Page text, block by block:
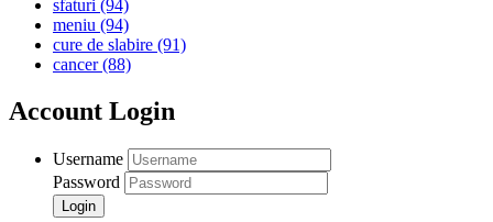
sfaturi (94)
meniu (94)
cure de slabire (91)
cancer(88)
Account Login
Username
Password